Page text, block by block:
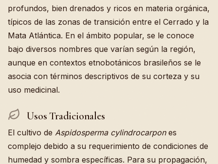
profundos, bien drenados y ricos en materia orgánica,
típicos de las zonas de transición entre el Cerrado y la
Mata Atlántica. En el ámbito popular, se le conoce
bajo diversos nombres que varían según la región,
aunque en contextos etnobotánicos brasileños se le
asocia con términos descriptivos de su corteza y su
uso medicinal.
Usos Tradicionales
El cultivo de Aspidosperma cylindrocarpones
complejo debido a su requerimiento de condiciones de
humedad y sombra específicas. Para su propagación,